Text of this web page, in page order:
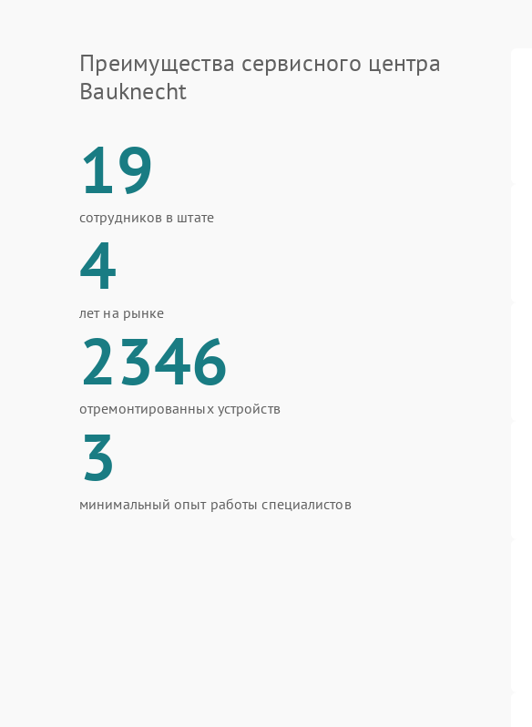
Преимущества сервисного центра
Bauknecht
19
сотрудников в штате
4
лет на рынке
2346
отремонтированных устройств
3
минимальный опыт работы специалистов